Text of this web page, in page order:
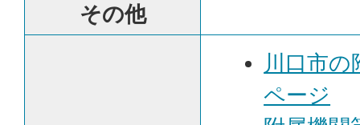
その他
川口市の
ページ